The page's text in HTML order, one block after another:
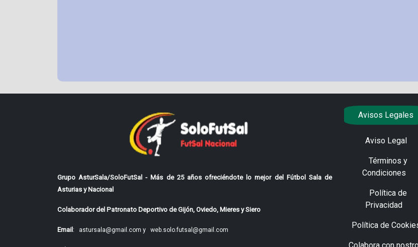
Grupo AsturSala/SoloFutSal - Más de 25 años ofreciéndote lo mejor del Fútbol Sala de
Asturias y Nacional
Colaborador del Patronato Deportivo de Gijón, Oviedo, Mieres y Siero
Email : astursala@gmail.com y web.solo.futsal@gmail.com
Avisos Legales
Aviso Legal
Términos y
Condiciones
Política de
Privacidad
Política de